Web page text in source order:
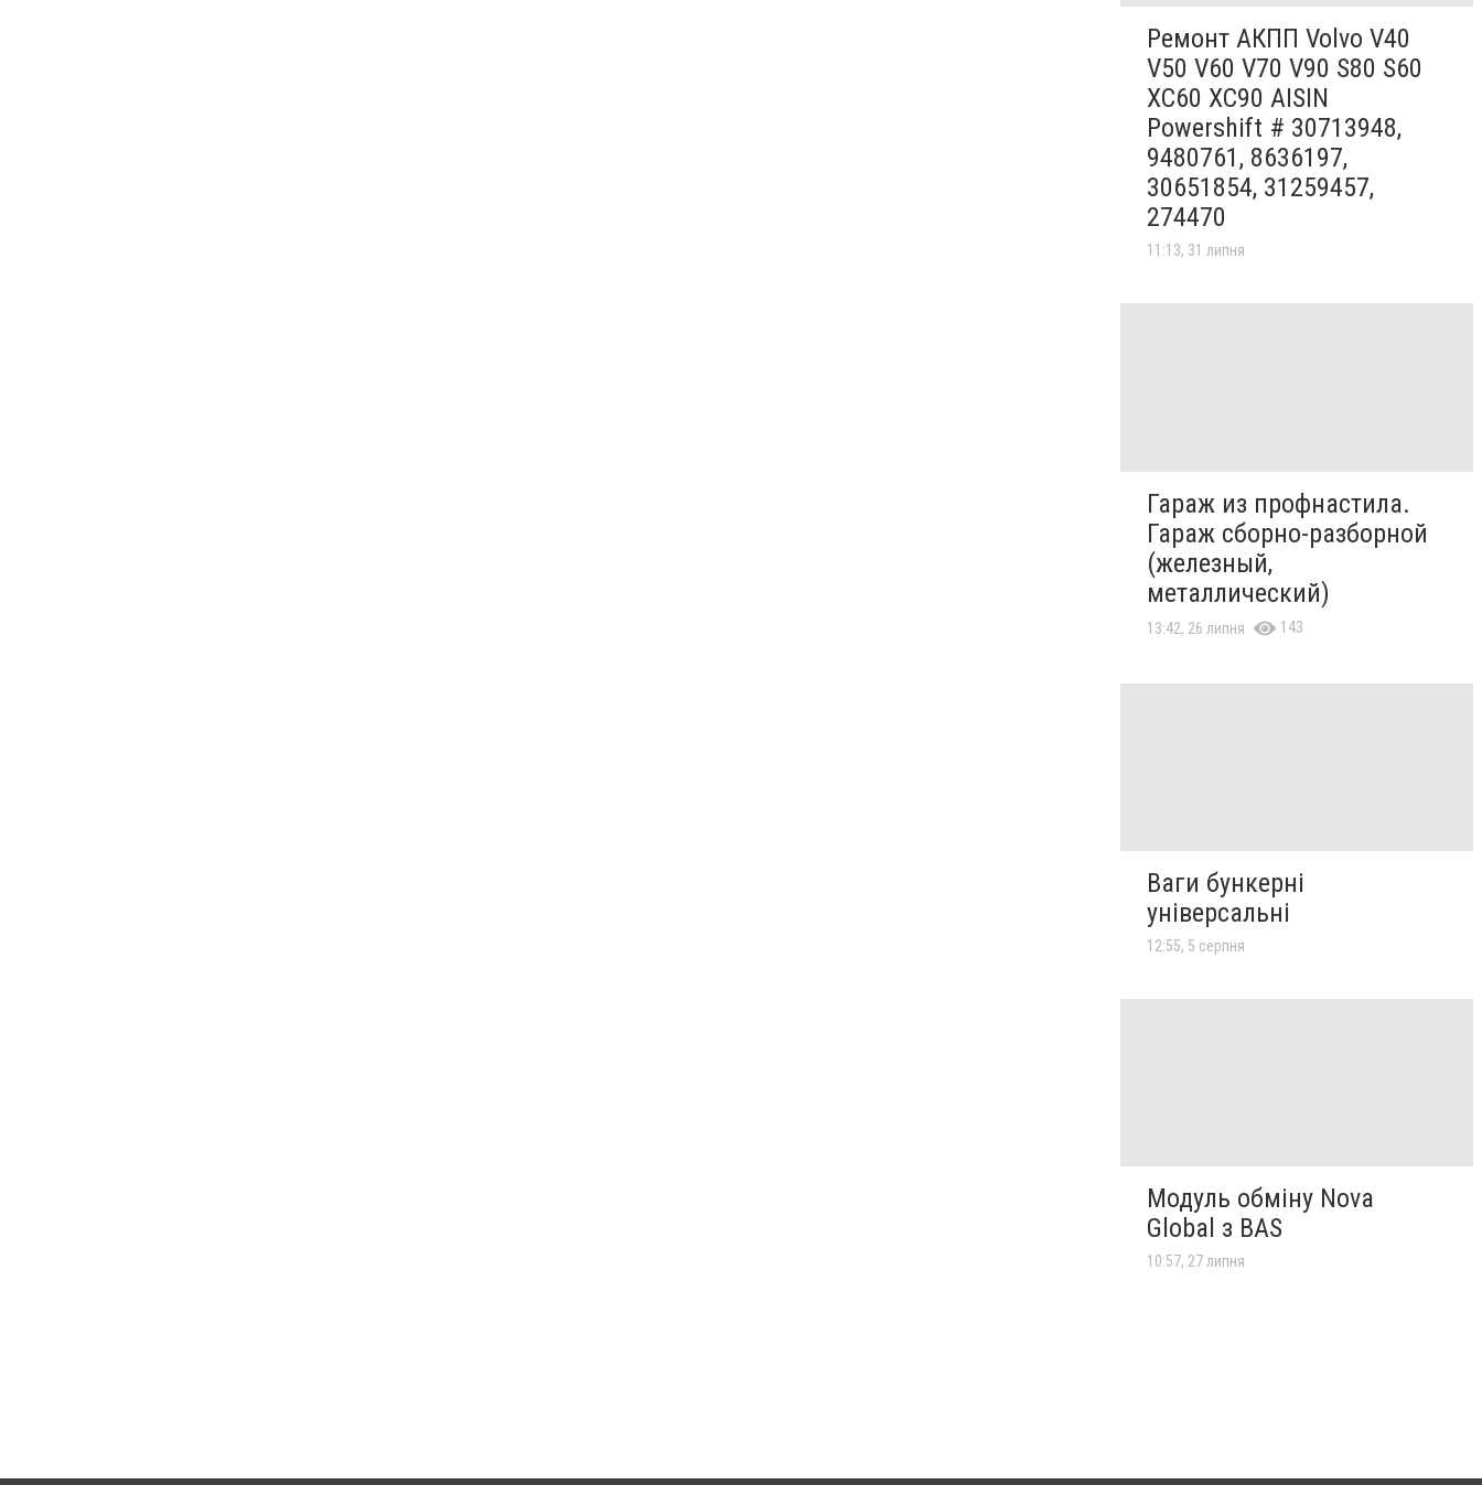
Ремонт АКПП Volvo V40
V50 V60 V70 V90 S80 S60
XC60 XC90 AISIN
Powershift # 30713948,
9480761, 8636197,
30651854, 31259457,
274470
11:13, 31 липня
Гараж из профнастила.
Гараж сборно-разборной
(железный,
металлический)
13:42, 26 липня 143
Ваги бункерні
універсальні
12:55, 5 серпня
Модуль обміну Nova
Global з BAS
10:57, 27 липня